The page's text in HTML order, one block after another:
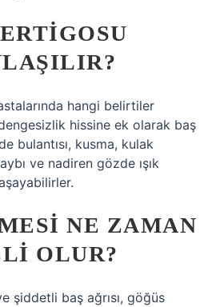
hangi belirtiler
hissine ek olarak baş
bulantısı, kusma, kulak
ve nadiren gözde ışık
NE ZAMAN
OLUR?
şiddetli baş ağrısı, göğüs